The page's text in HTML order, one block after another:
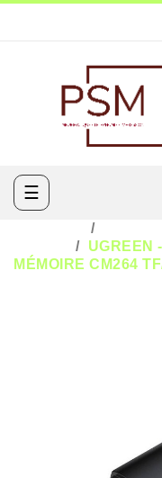
Basculer
la
navigation
☰
UGREEN
MÉMOIRE CM264